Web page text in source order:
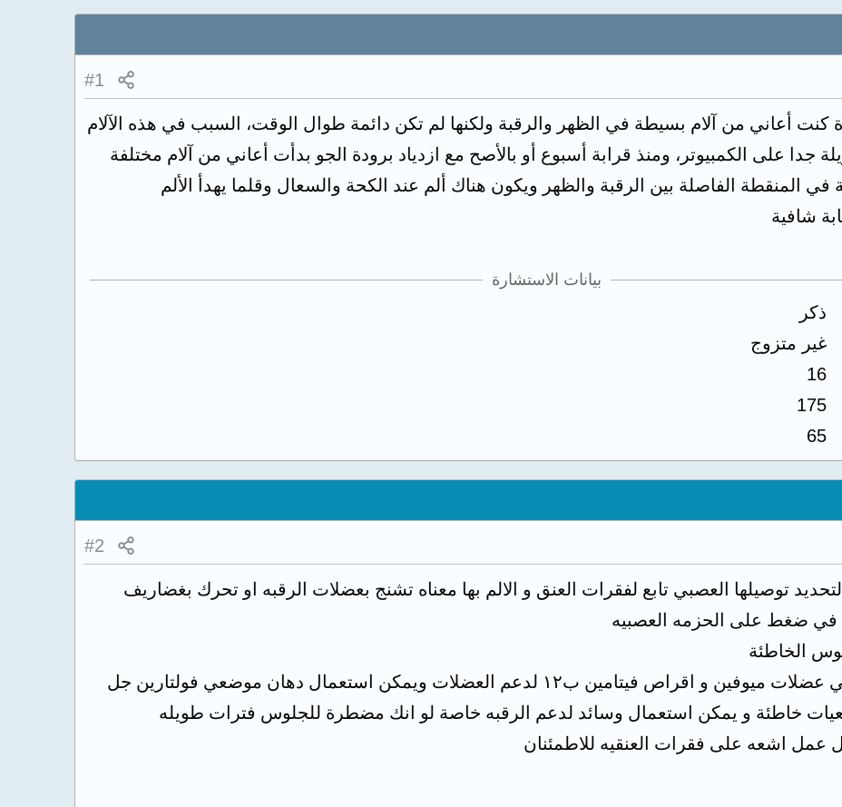
#1
فترة كنت أعاني من آلام بسيطة في الظهر والرقبة ولكنها لم تكن دائمة طوال الوقت، السبب في هذه الآلام
على الكمبيوتر، ومنذ قرابة أسبوع أو بالأصح مع ازدياد برودة الجو بدأت أعاني من آلام مختلفة
المنقطة الفاصلة بين الرقبة والظهر ويكون هناك ألم عند الكحة والسعال وقلما يهدأ الألم
شافية
بيانات الاستشارة
ذكر
غير متزوج
16
175
65
#2
توصيلها العصبي تابع لفقرات العنق و الالم بها معناه تشنج بعضلات الرقبه او تحرك بغضاريف
في ضغط على الحزمه العصبيه
الخاطئة
فيتامين ب١٢ لدعم العضلات ويمكن استعمال دهان موضعي فولتارين جل
خاطئة و يمكن استعمال وسائد لدعم الرقبه خاصة لو انك مضطرة للجلوس فترات طويله
اشعه على فقرات العنقيه للاطمئنان